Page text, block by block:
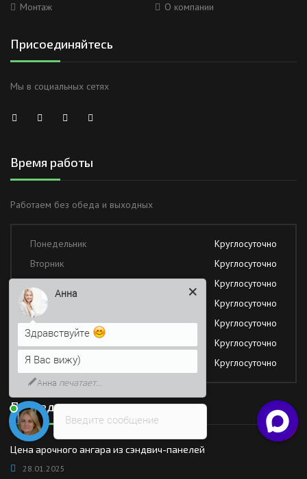
Монтаж О компании
Присоединяйтесь
Мы в социальных сетях
Время работы
Работаем без обеда и выходных
Понедельник
Круглосуточно
Вторник
Круглосуточно
Круглосуточно
Четверг
Круглосуточно
Пятница
Круглосуточно
Суббота
Круглосуточно
Воскресение
Круглосуточно
Последние новости
Цена арочного ангара из сэндвич-панелей
28.01.2025
Введите сообщение
Анна
Здравствуйте
Я Вас вижу)
Анна печатает...